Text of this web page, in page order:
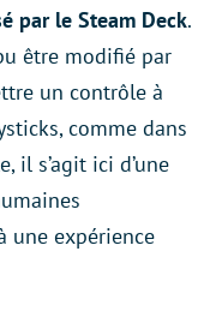
par le Steam Deck.
être modifié par
un contrôle à
comme dans
il s’agit ici d’une
une expérience